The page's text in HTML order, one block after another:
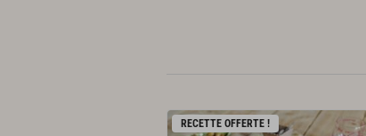
RECETTE OFFERTE !